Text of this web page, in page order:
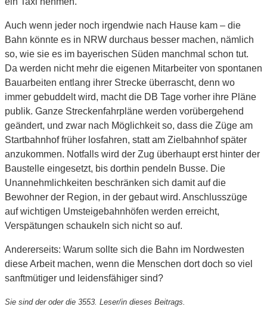
Auch wenn jeder noch irgendwie nach Hause kam – die
Bahn könnte es in NRW durchaus besser machen, nämlich
so, wie sie es im bayerischen Süden manchmal schon tut.
Da werden nicht mehr die eigenen Mitarbeiter von spontanen
Bauarbeiten entlang ihrer Strecke überrascht, denn wo
immer gebuddelt wird, macht die DB Tage vorher ihre Pläne
publik. Ganze Streckenfahrpläne werden vorübergehend
geändert, und zwar nach Möglichkeit so, dass die Züge am
Startbahnhof früher losfahren, statt am Zielbahnhof später
anzukommen. Notfalls wird der Zug überhaupt erst hinter der
Baustelle eingesetzt, bis dorthin pendeln Busse. Die
Unannehmlichkeiten beschränken sich damit auf die
Bewohner der Region, in der gebaut wird. Anschlusszüge
auf wichtigen Umsteigebahnhöfen werden erreicht,
Verspätungen schaukeln sich nicht so auf.
Andererseits: Warum sollte sich die Bahn im Nordwesten
diese Arbeit machen, wenn die Menschen dort doch so viel
sanftmütiger und leidensfähiger sind?
Sie sind der oder die 3553. Leser/in dieses Beitrags.